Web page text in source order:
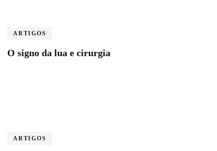
ARTIGOS
O signo da lua e cirurgia
ARTIGOS